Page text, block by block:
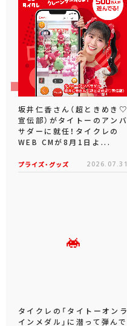
坂井仁香さん（超ときめき♡
宣伝部）がタイトーのアンバ
サダーに就任！タイクレの
WEB CMが8月1日よ...
プライズ・グッズ 2026.07.31
タイクレの「タイトーオンラ
インメダル」に潜って弾んで